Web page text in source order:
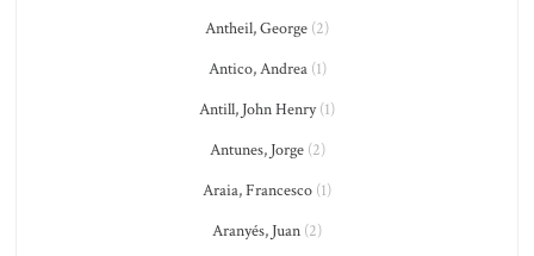
Antheil, George (2)
Antico, Andrea(1)
Antill, John Henry(1)
Antunes, Jorge(2)
Araia, Francesco (1)
Aranyés, Juan (2)